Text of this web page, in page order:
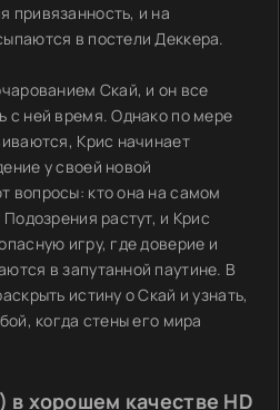
привязанность, и на
в постели Деккера.
Скай, и он все
с ней время. Однако по мере
Крис начинает
у своей новой
вопросы: кто она на самом
растут, и Крис
игру, где доверие и
в запутанной паутине. В
истину о Скай и узнать,
когда стены его мира
хорошем качестве HD